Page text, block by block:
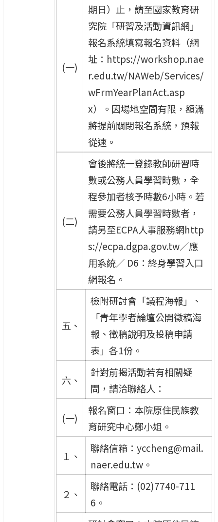
(一)
期日）止，請至國家教育研
究院「研習及活動資訊網」
報名系統填寫報名資料（網
址：https://workshop.nae
r.edu.tw/NAWeb/Services/
wFrmYearPlanAct.asp
x）。因場地空間有限，額滿
將提前關閉報名系統，預報
從速。
(二)
會後將統一登錄教師研習時
數或公務人員學習時數，全
程參加者核予時數6小時。若
需要公務人員學習時數者，
請另至ECPA人事服務網http
s://ecpa.dgpa.gov.tw／應
用系統／ D6：終身學習入口
網報名。
五、
檢附研討會「議程海報」、
「青年學者論壇公開徵稿海
報、徵稿說明及投稿申請
表」各1份。
六、
針對前揭活動若有相關疑
問，請洽聯絡人：
(一)
報名窗口：本院原住民族教
育研究中心鄭小姐。
１、
聯絡信箱：yccheng@mail.
naer.edu.tw。
２、
聯絡電話：(02)7740-711
6。